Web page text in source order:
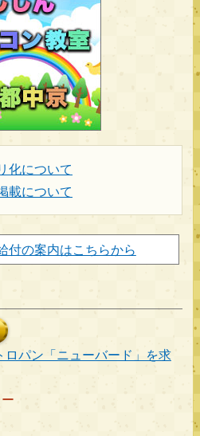
化について
載について
付の案内はこちらから
ロパン「ニューバード」を求